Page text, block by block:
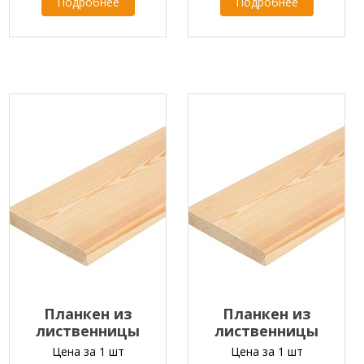
Планкен из
лиственницы
прямой
Цена за 1 шт
Планкен из
лиственницы
прямой
Цена за 1 шт